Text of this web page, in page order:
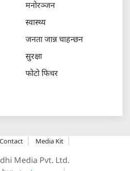
मनोरञ्जन
स्वास्थ्य
जनता जान्न चाहन्छन
सुरक्षा
फोटो फिचर
Contact Media Kit
Media Pvt. Ltd.